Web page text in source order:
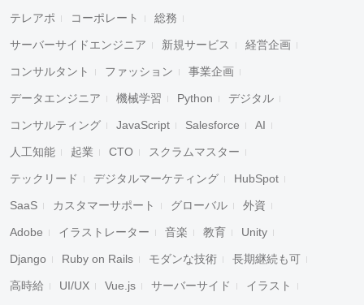
テレアポ コーポレート 総務
サーバーサイドエンジニア 新規サービス 経営企画
コンサルタント ファッション 事業企画
データエンジニア 機械学習 Python デジタル
コンサルティング JavaScript Salesforce AI
人工知能 起業 CTO スクラムマスター
テックリード デジタルマーケティング HubSpot
SaaS カスタマーサポート グローバル 外資
Adobe イラストレーター 音楽 教育 Unity
Django Ruby on Rails モダンな技術 長期継続も可
高時給 UI/UX Vue.js サーバーサイド イラスト